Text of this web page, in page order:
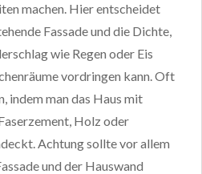
machen. Hier entscheidet
Fassade und die Dichte,
wie Regen oder Eis
vordringen kann. Oft
indem man das Haus mit
Holz oder
Achtung sollte vor allem
und der Hauswand